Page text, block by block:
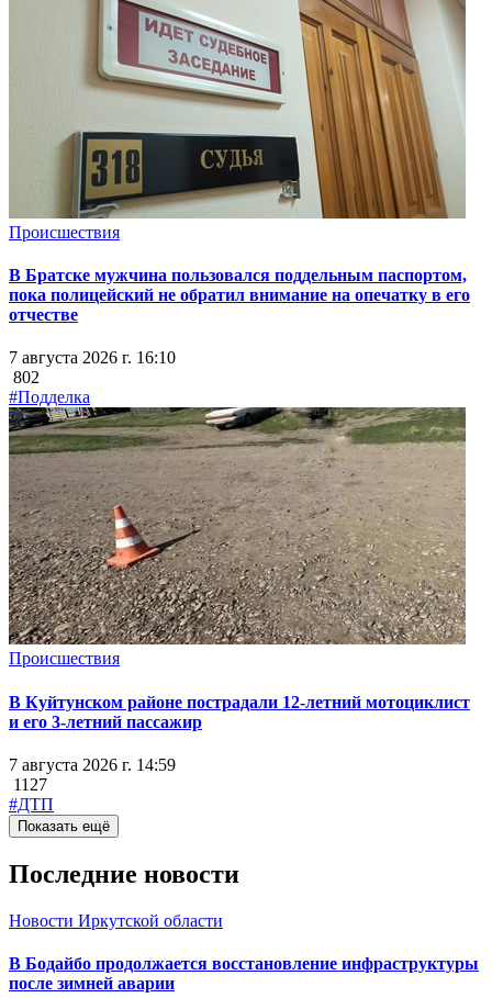
Происшествия
В Братске мужчина пользовался поддельным паспортом,
пока полицейский не обратил внимание на опечатку в его
отчестве
7 августа 2026 г. 16:10
802
#Подделка
Происшествия
В Куйтунском районе пострадали 12-летний мотоциклист
и его 3-летний пассажир
7 августа 2026 г. 14:59
1127
#ДТП
Показать ещё
Последние новости
Новости Иркутской области
В Бодайбо продолжается восстановление инфраструктуры
после зимней аварии